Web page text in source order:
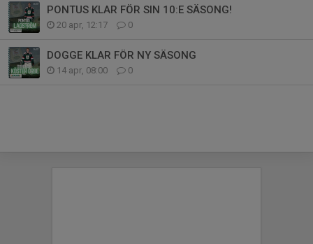
PONTUS KLAR FÖR SIN 10:E SÄSONG!
20 apr, 12:17 0
DOGGE KLAR FÖR NY SÄSONG
14 apr, 08:00 0